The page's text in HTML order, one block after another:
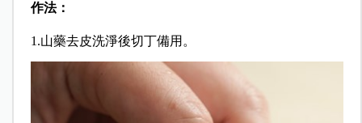
作法：
1.山藥去皮洗淨後切丁備用。